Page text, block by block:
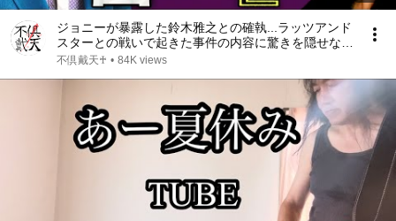
ジョニーが暴露した鈴木雅之との確執...ラッツアンド
スターとの戦いで起きた事件の内容に驚きを隠せな
い...！『あの時のこと絶対許さない』横浜銀蝿が解散
不倶戴天♰ • 84K views